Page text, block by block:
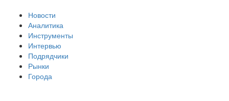
Новости
Аналитика
Инструменты
Интервью
Подрядчики
Рынки
Города